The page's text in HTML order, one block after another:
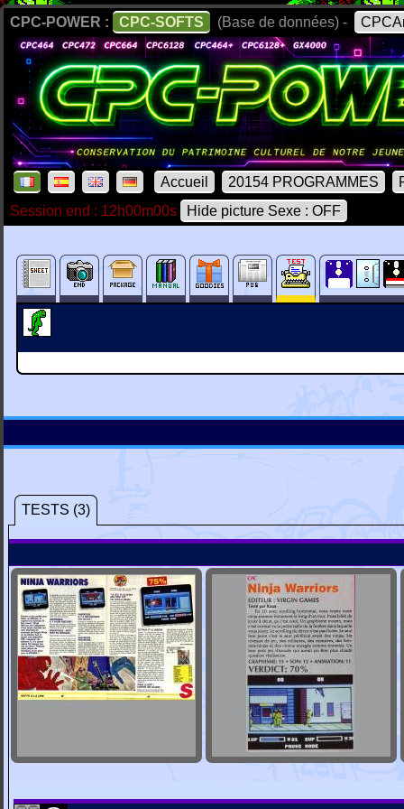
CPC-POWER : CPC-SOFTS (Base de données) -
Accueil 20154 PROGRAMMES
Session end : 12h00m00s
Hide picture Sexe : OFF
TESTS (3)